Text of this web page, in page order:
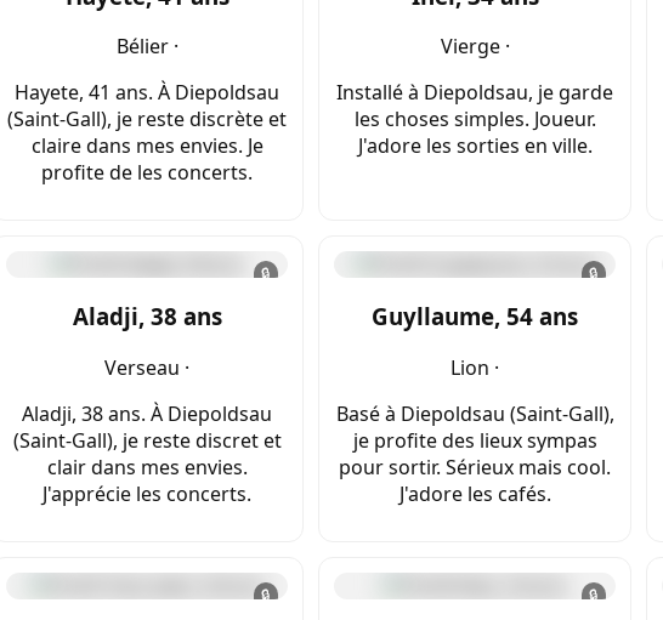
Bélier ·
Hayete, 41 ans. À Diepoldsau
(Saint-Gall), je reste discrète et
claire dans mes envies. Je
profite de les concerts.
Vierge ·
Installé à Diepoldsau, je garde
les choses simples. Joueur.
J'adore les sorties en ville.
🔒
Aladji, 38 ans
Verseau ·
Aladji, 38 ans. À Diepoldsau
(Saint-Gall), je reste discret et
clair dans mes envies.
J'apprécie les concerts.
🔒
Guyllaume, 54 ans
Lion ·
Basé à Diepoldsau (Saint-Gall),
je profite des lieux sympas
pour sortir. Sérieux mais cool.
J'adore les cafés.
🔒 🔒